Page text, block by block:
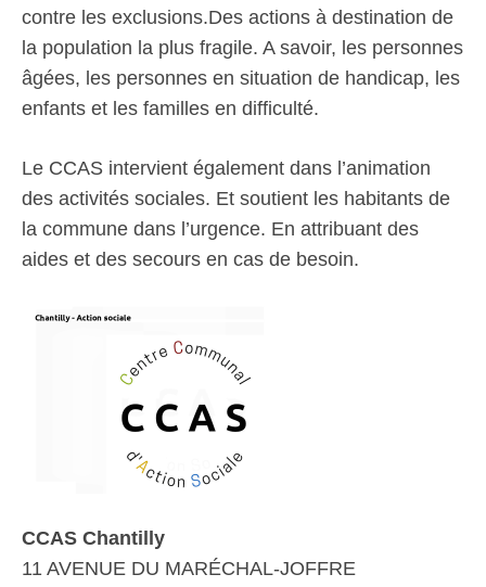
contre les exclusions.Des actions à destination de
la population la plus fragile. A savoir, les personnes
âgées, les personnes en situation de handicap, les
enfants et les familles en difficulté.
Le CCAS intervient également dans l’animation
des activités sociales. Et soutient les habitants de
la commune dans l’urgence. En attribuant des
aides et des secours en cas de besoin.
CCAS Chantilly
11 AVENUE DU MARÉCHAL-JOFFRE